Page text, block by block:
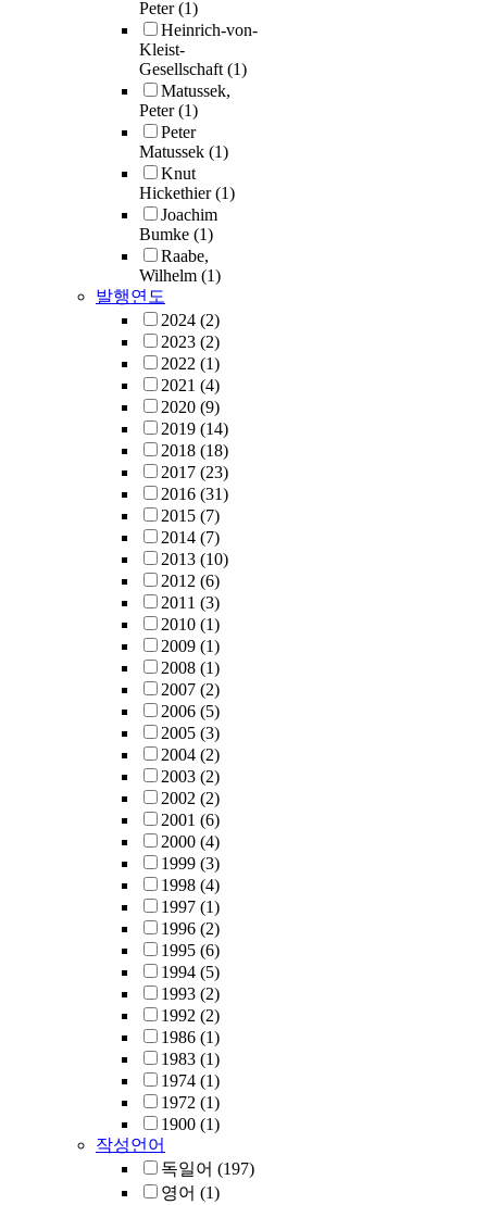
Peter(1)
Heinrich-von-
Kleist-
Gesellschaft(1)
Matussek,
Peter(1)
Peter
Matussek (1)
Knut
Hickethier(1)
Joachim
Bumke (1)
Raabe,
Wilhelm (1)
발행연도
2024 (2)
2023 (2)
2022 (1)
2021 (4)
2020 (9)
2019 (14)
2018 (18)
2017 (23)
2016 (31)
2015 (7)
2014 (7)
2013 (10)
2012 (6)
2011 (3)
2010 (1)
2009 (1)
2008 (1)
2007 (2)
2006 (5)
2005 (3)
2004 (2)
2003 (2)
2002 (2)
2001 (6)
2000 (4)
1999 (3)
1998 (4)
1997 (1)
1996 (2)
1995 (6)
1994 (5)
1993 (2)
1992 (2)
1986 (1)
1983 (1)
1974 (1)
1972 (1)
1900 (1)
작성언어
독일어 (197)
영어 (1)